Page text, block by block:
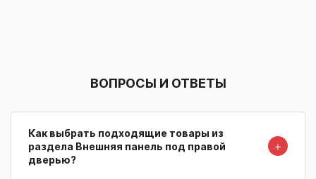
ВОПРОСЫ И ОТВЕТЫ
Как выбрать подходящие товары из
раздела Внешняя панель под правой
дверью?
＋